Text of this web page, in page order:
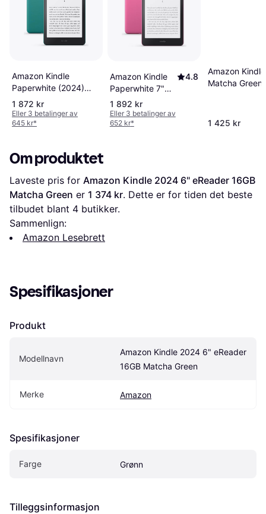
Amazon Kindle
Paperwhite (2024)
Jade 16GB
1 872 kr
Eller 3 betalinger av
645 kr*
Amazon Kindle
Paperwhite 7"
eReader 16 GB
4.8
1 892 kr
Eller 3 betalinger av
652 kr*
Amazon
Matcha Green
1 425 kr
Om produktet
Laveste pris for Amazon Kindle 2024 6" eReader 16GB
Matcha Green er 1 374 kr. Dette er for tiden det beste
tilbudet blant 4 butikker.
Sammenlign:
Amazon Lesebrett
Spesifikasjoner
Produkt
Modellnavn
Amazon Kindle 2024 6" eReader
16GB Matcha Green
Merke Amazon
Spesifikasjoner
Farge Grønn
Tilleggsinformasjon